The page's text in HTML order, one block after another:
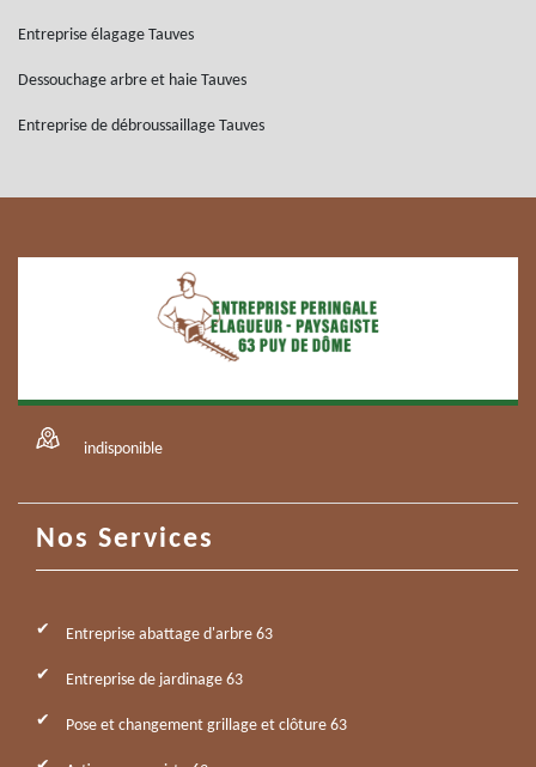
Entreprise élagage Tauves
Dessouchage arbre et haie Tauves
Entreprise de débroussaillage Tauves
indisponible
Nos Services
Entreprise abattage d'arbre 63
Entreprise de jardinage 63
Pose et changement grillage et clôture 63